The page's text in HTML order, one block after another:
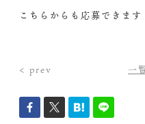
こちらからも応募できます
< prev 一